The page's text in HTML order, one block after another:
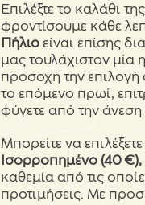
Επιλέξτε το καλάθι
φροντίσουμε κάθε
Πήλιοείναι επίσης
μας τουλάχιστον μία
προσοχή την
το επόμενο πρωί,
φύγετε από την
Μπορείτε να
Ισορροπημένο (40 €),
καθεμία από τις
προτιμήσεις. Με